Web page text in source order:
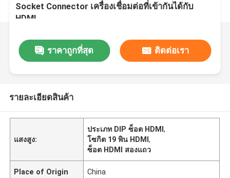
Socket Connector เครื่องเชื่อมต่อที่เข้ากันได้กับ
HDMI
ราคาถูกที่สุด ติดต่อเรา
รายละเอียดสินค้า
แสงสูง:
ประเภท DIP ซ็อต HDMI,
โซกิต 19 พิน HDMI,
ซ็อต HDMI สองแถว
Place of Origin China